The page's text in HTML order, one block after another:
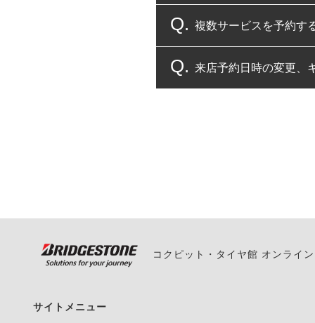
コクピット・タイヤ館
複数サービスを予約す
複数サービスのご予約
来店予約日時の変更、
また、やむを得ない
コクピット・タイヤ館 オンライ
サイトメニュー